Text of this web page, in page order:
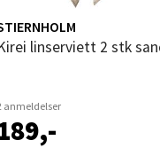
Kirei linserviett 2 stk
anmeldelser